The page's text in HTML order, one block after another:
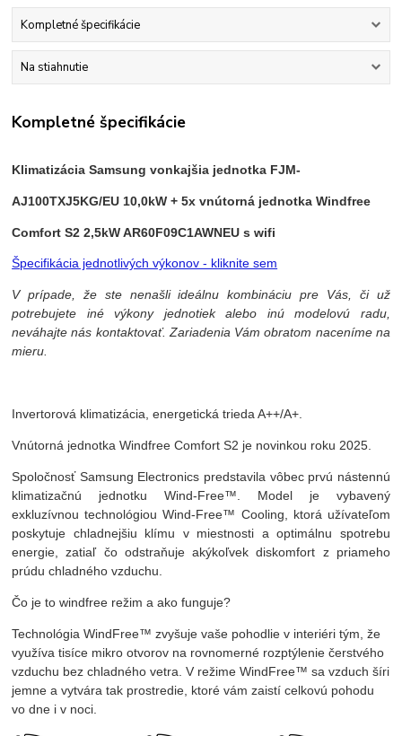
Kompletné špecifikácie
Na stiahnutie
Kompletné špecifikácie
Klimatizácia Samsung vonkajšia jednotka FJM-
AJ100TXJ5KG/EU 10,0kW + 5x vnútorná jednotka Windfree
Comfort S2 2,5kW AR60F09C1AWNEU s wifi
Špecifikácia jednotlivých výkonov - kliknite sem
V prípade, že ste nenašli ideálnu kombináciu pre Vás, či už
potrebujete iné výkony jednotiek alebo inú modelovú radu,
neváhajte nás kontaktovať. Zariadenia Vám obratom naceníme na
mieru.
Invertorová klimatizácia, energetická trieda A++/A+.
Vnútorná jednotka Windfree Comfort S2 je novinkou roku 2025.
Spoločnosť Samsung Electronics predstavila vôbec prvú nástennú
klimatizačnú jednotku Wind-Free™. Model je vybavený
exkluzívnou technológiou Wind-Free™ Cooling, ktorá užívateľom
poskytuje chladnejšiu klímu v miestnosti a optimálnu spotrebu
energie, zatiaľ čo odstraňuje akýkoľvek diskomfort z priameho
prúdu chladného vzduchu.
Čo je to windfree režim a ako funguje?
Technológia WindFree™ zvyšuje vaše pohodlie v interiéri tým, že
využíva tisíce mikro otvorov na rovnomerné rozptýlenie čerstvého
vzduchu bez chladného vetra. V režime WindFree™ sa vzduch šíri
jemne a vytvára tak prostredie, ktoré vám zaistí celkovú pohodu
vo dne i v noci.